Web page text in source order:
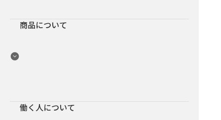
商品について
働く人について